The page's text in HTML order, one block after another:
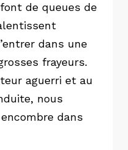
de queues de
dans une
frayeurs.
aguerri et au
nous
dans